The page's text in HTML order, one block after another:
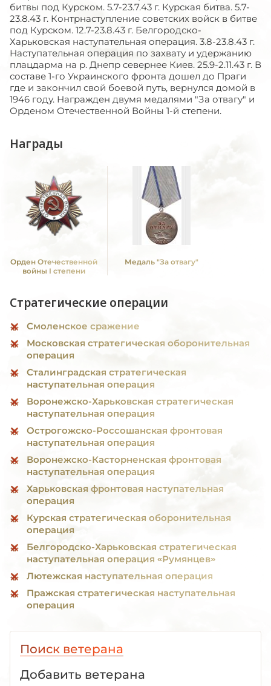
битвы под Курском. 5.7-23.7.43 г. Курская битва. 5.7-
23.8.43 г. Контрнаступление советских войск в битве
под Курском. 12.7-23.8.43 г. Белгородско-
Харьковская наступательная операция. 3.8-23.8.43 г.
Наступательная операция по захвату и удержанию
плацдарма на р. Днепр севернее Киев. 25.9-2.11.43 г. В
составе 1-го Украинского фронта дошел до Праги
где и закончил свой боевой путь, вернулся домой в
1946 году. Награжден двумя медалями "За отвагу" и
Орденом Отечественной Войны 1-й степени.
Награды
Орден Отечественной
войны I степени
Медаль "За отвагу"
Стратегические операции
Смоленское сражение
Московская стратегическая оборонительная
операция
Сталинградская стратегическая
наступательная операция
Воронежско-Харьковская стратегическая
наступательная операция
Острогожско-Россошанская фронтовая
наступательная операция
Воронежско-Касторненская фронтовая
наступательная операция
Харьковская фронтовая наступательная
операция
Курская стратегическая оборонительная
операция
Белгородско-Харьковская стратегическая
наступательная операция «Румянцев»
Лютежская наступательная операция
Пражская стратегическая наступательная
операция
Поиск ветерана
Добавить ветерана